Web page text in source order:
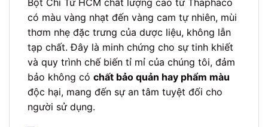
có màu vàng nhạt đến vàng cam tự nhiên, mùi
thơm nhẹ đặc trưng của dược liệu, không lẫn
tạp chất. Đây là minh chứng cho sự tinh khiết
và quy trình chế biến tỉ mỉ của chúng tôi, đảm
bảo không có chất bảo quản hay phẩm màu
độc hại, mang đến sự an tâm tuyệt đối cho
người sử dụng.